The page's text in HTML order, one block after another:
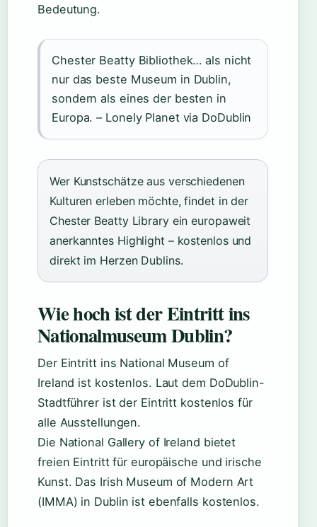
Bedeutung.
Chester Beatty Bibliothek… als nicht
nur das beste Museum in Dublin,
sondern als eines der besten in
Europa. – Lonely Planet via DoDublin
Wer Kunstschätze aus verschiedenen
Kulturen erleben möchte, findet in der
Chester Beatty Library ein europaweit
anerkanntes Highlight – kostenlos und
direkt im Herzen Dublins.
Wie hoch ist der Eintritt ins
Nationalmuseum Dublin?
Der Eintritt ins National Museum of
Ireland ist kostenlos. Laut dem DoDublin-
Stadtführer ist der Eintritt kostenlos für
alle Ausstellungen.
Die National Gallery of Ireland bietet
freien Eintritt für europäische und irische
Kunst. Das Irish Museum of Modern Art
(IMMA) in Dublin ist ebenfalls kostenlos.